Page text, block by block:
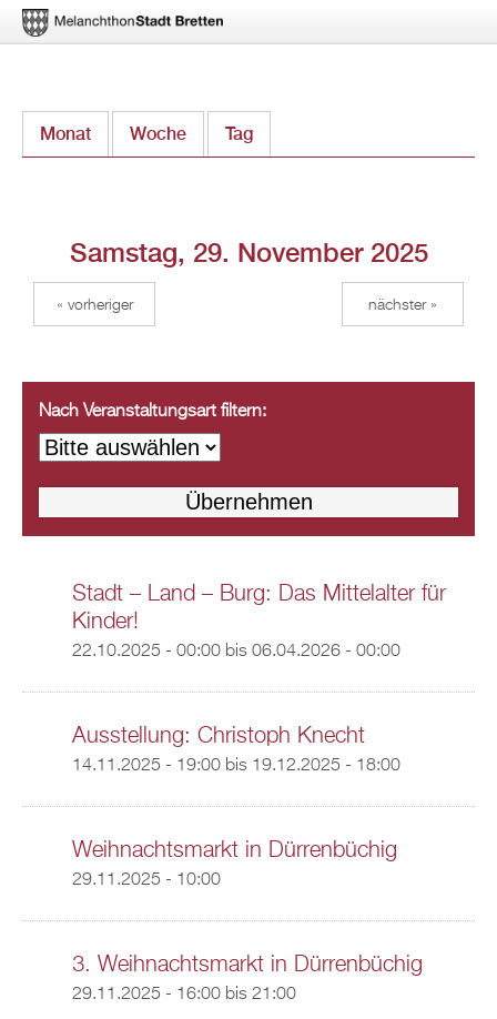
zum
Monat Woche Tag
Samstag, 29. November 2025
« vorheriger nächster »
Nach Veranstaltungsart filtern:
Stadt – Land – Burg: Das Mittelalter für
Kinder!
22.10.2025 - 00:00bis 06.04.2026 - 00:00
Ausstellung: Christoph Knecht
14.11.2025 - 19:00bis 19.12.2025 - 18:00
Weihnachtsmarkt in Dürrenbüchig
29.11.2025 - 10:00
3. Weihnachtsmarkt in Dürrenbüchig
29.11.2025 - 16:00bis 21:00